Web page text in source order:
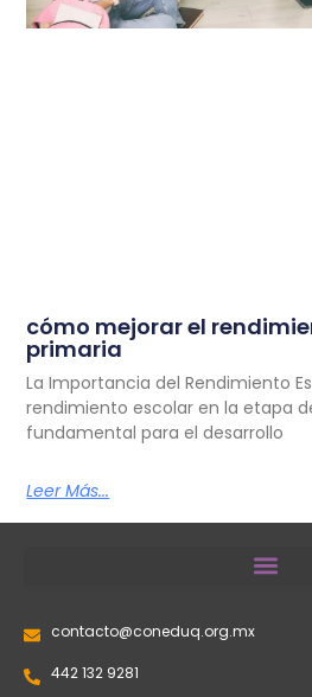
cómo mejorar el
primaria
La Importancia del Rendimiento
rendimiento escolar en la etapa
fundamental para el desarrollo
Leer Más...
contacto@coneduq.org.mx
442 132 9281